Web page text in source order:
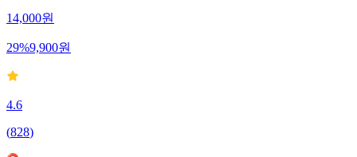
14,000원
29%9,900원
4.6
(828)